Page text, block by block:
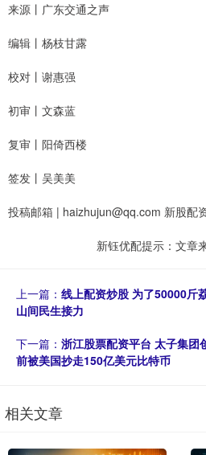
来源丨广东交通之声
编辑丨杨枝甘露
校对丨谢惠强
初审丨文森蓝
复审丨阳倚西楼
签发丨吴美美
投稿邮箱 | haizhujun@qq.com 新股配
新钰优配提示：文章
上一篇： 线上配资炒股 为了50000斤
山间民生接力
下一篇： 浙江股票配资平台 太子集团
前被美国抄走150亿美元比特币
相关文章